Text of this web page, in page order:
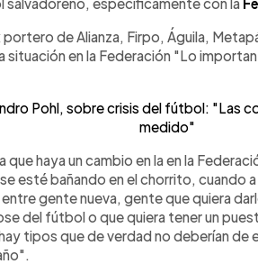
de Alianza, Firpo, Águila,
situación en la Federación "Lo
Pohl, sobre crisis del fútbol: "Las
medido"
que haya un cambio en la en la
esté bañando en el chorrito, cuando a
gente nueva, gente que quiera
del fútbol o que quiera tener un
tipos que de verdad no deberían de